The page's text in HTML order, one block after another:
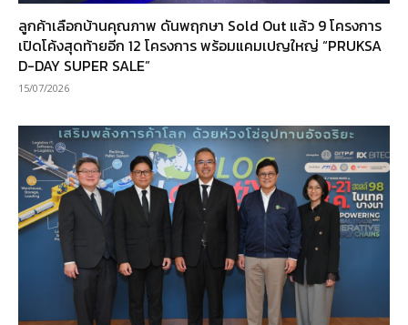
ลูกค้าเลือกบ้านคุณภาพ ดันพฤกษา Sold Out แล้ว 9 โครงการ
เปิดโค้งสุดท้ายอีก 12 โครงการ พร้อมแคมเปญใหญ่ “PRUKSA
D-DAY SUPER SALE”
15/07/2026